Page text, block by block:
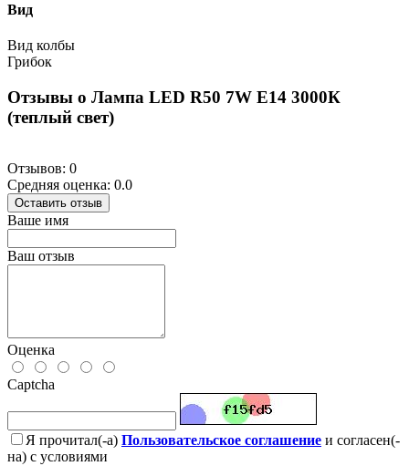
Вид
Вид колбы
Грибок
Отзывы о Лампа LED R50 7W E14 3000К
(теплый свет)
Отзывов: 0
Средняя оценка: 0.0
Оставить отзыв
Ваше имя
Ваш отзыв
Оценка
Captcha
Я прочитал(-а) Пользовательское соглашение и согласен(-
на) с условиями